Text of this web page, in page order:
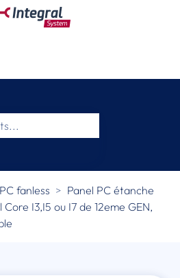
fanless
Panel PC étanche
I3,I5 ou I7 de 12eme GEN,